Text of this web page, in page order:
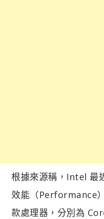
根據來源稱，Intel 最
效能（Performance
款處理器，分別為